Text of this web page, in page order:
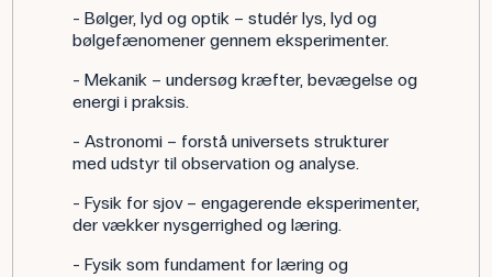
- Bølger, lyd og optik – studér lys, lyd og
bølgefænomener gennem eksperimenter.
- Mekanik – undersøg kræfter, bevægelse og
energi i praksis.
- Astronomi – forstå universets strukturer
med udstyr til observation og analyse.
- Fysik for sjov – engagerende eksperimenter,
der vækker nysgerrighed og læring.
- Fysik som fundament for læring og